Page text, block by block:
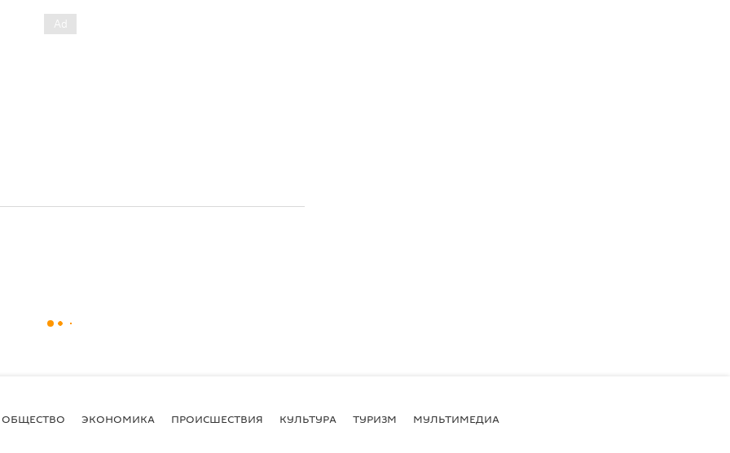
ОБЩЕСТВО ЭКОНОМИКА ПРОИСШЕСТВИЯ КУЛЬТУРА ТУРИЗМ МУЛЬТИМЕДИА